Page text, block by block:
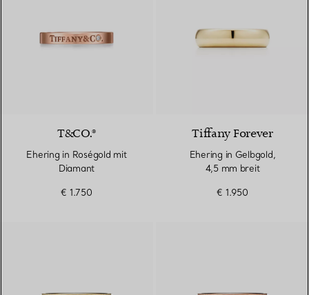
T&CO.®
Ehering in Roségold mit
Diamant
€ 1.750
Tiffany Forever
Ehering in Gelbgold,
4,5 mm breit
€ 1.950